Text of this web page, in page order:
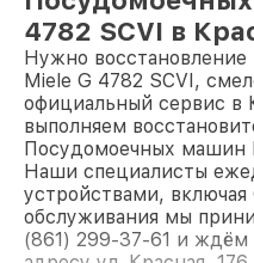
4782 SCVI в
Нужно
Miele G 4782 SCVI,
официальный сервис в
выполняем
Посудомоечных машин
Наши специалисты
устройствами,
обслуживания мы
(861) 299-37-61 и ждём